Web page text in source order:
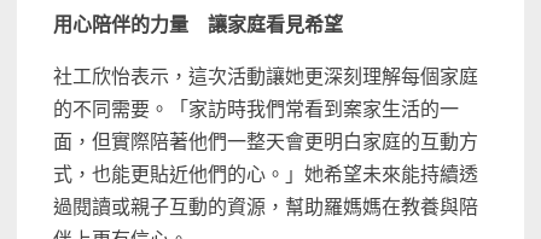
用心陪伴的力量 讓家庭看見希望
社工欣怡表示，這次活動讓她更深刻理解每個家庭
的不同需要。「家訪時我們常看到案家生活的一
面，但實際陪著他們一整天會更明白家庭的互動方
式，也能更貼近他們的心。」她希望未來能持續透
過閱讀或親子互動的資源，幫助羅媽媽在教養與陪